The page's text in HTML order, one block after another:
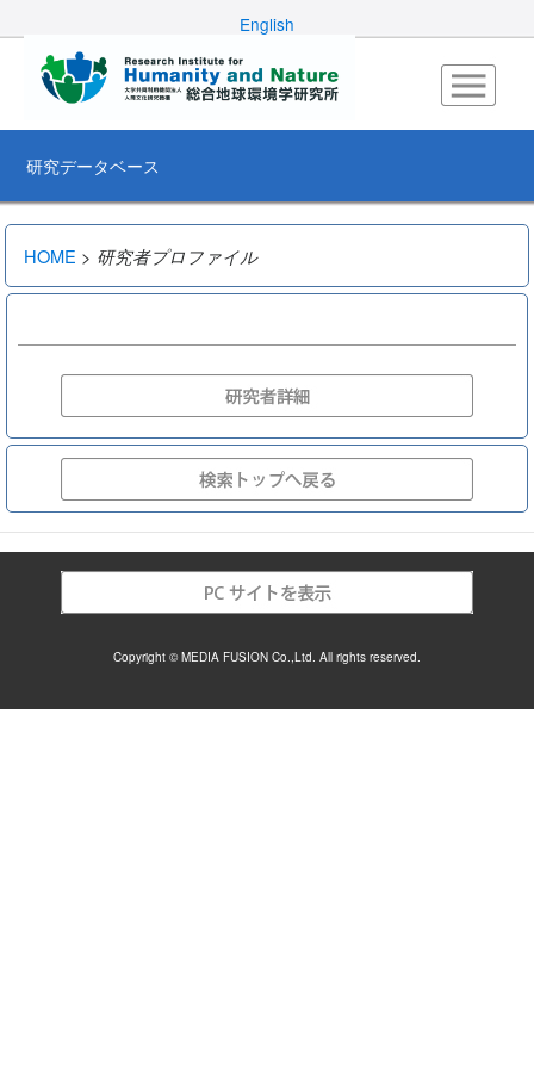
English
研究データベース
HOME > 研究者プロファイル
Copyright © MEDIA FUSION Co.,Ltd. All rights reserved.